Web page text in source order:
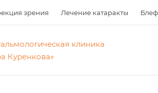
зрения Лечение катаракты